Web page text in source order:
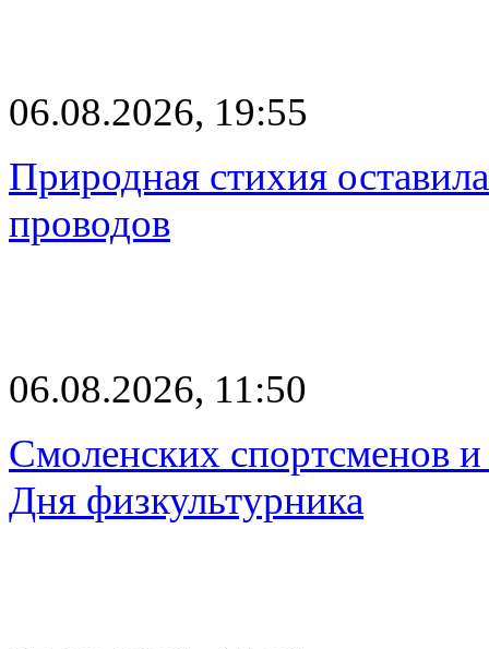
06.08.2026, 19:55
Природная стихия
проводов
06.08.2026, 11:50
Смоленских спортсменов
Дня физкультурника